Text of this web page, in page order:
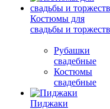
Костюмы для
свадьбы и
Рубашки
свадебные
Костюмы
свадебные
Пиджаки